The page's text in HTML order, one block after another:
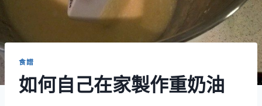
食譜
如何自己在家製作重奶油